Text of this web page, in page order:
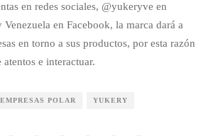
en redes sociales, @yukeryve en
en Facebook, la marca dará a
en torno a sus productos, por esta razón
e interactuar.
EMPRESAS POLAR YUKERY